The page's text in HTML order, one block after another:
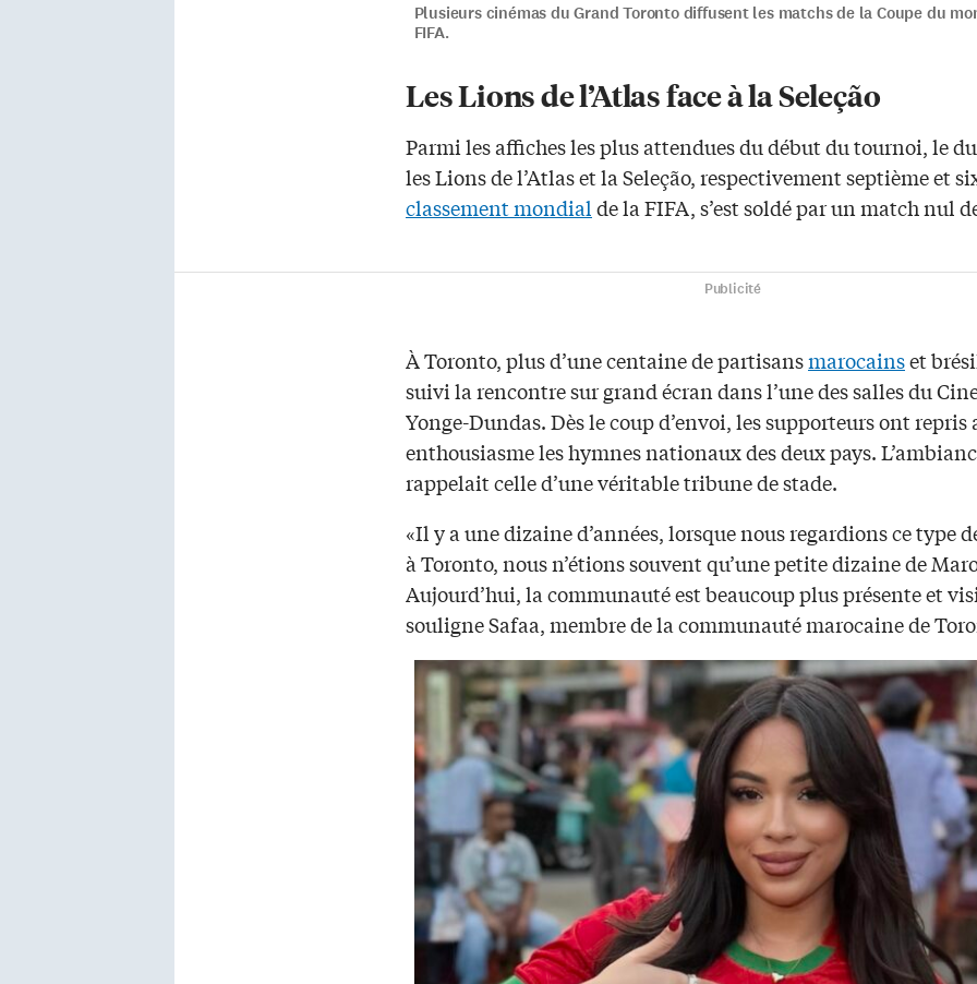
Plusieurs cinémas du Grand Toronto diffusent les matchs de la Coupe du
FIFA.
Les Lions de l’Atlas face à la Seleção
Parmi les affiches les plus attendues du début du tournoi, le
les Lions de l’Atlas et la Seleção, respectivement septième et
classement mondialde la FIFA, s’est soldé par un match nul
Publicité
À Toronto, plus d’une centaine de partisansmarocainset
suivi la rencontre sur grand écran dans l’une des salles du
Yonge-Dundas. Dès le coup d’envoi, les supporteurs ont repris
enthousiasme les hymnes nationaux des deux pays.
rappelait celle d’une véritable tribune de stade.
«Il y a une dizaine d’années, lorsque nous regardions ce type
à Toronto, nous n’étions souvent qu’une petite dizaine de
Aujourd’hui, la communauté est beaucoup plus présente et
souligne Safaa, membre de la communauté marocaine de